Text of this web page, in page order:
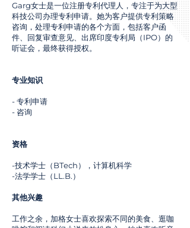
Garg女士是一位注册专利代理人，专注于为大型
科技公司办理专利申请。她为客户提供专利策略
咨询，处理专利申请的各个方面，包括客户函
件、回复审查意见、出席印度专利局（IPO）的
听证会，最终获得授权。
专业知识
- 专利申请
- 咨询
资格
-技术学士（BTech），计算机科学
-法学学士（LL.B.）
其他兴趣
工作之余，加格女士喜欢探索不同的美食、逛咖